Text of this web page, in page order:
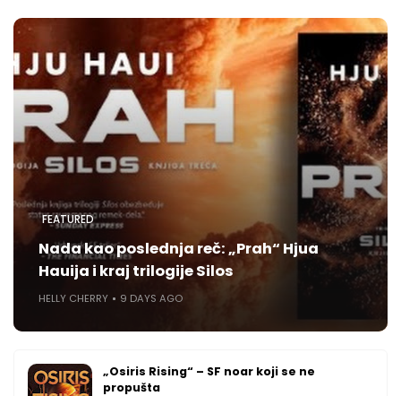
FEATURED
Nada kao poslednja reč: „Prah“ Hjua
Hauija i kraj trilogije Silos
HELLY CHERRY 9 DAYS AGO
„Osiris Rising“ – SF noar koji se ne
propušta